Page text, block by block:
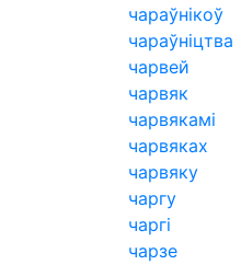
чараўнікоў
чараўніцтва
чарвей
чарвяк
чарвякамі
чарвяках
чарвяку
чаргу
чаргі
чарзе